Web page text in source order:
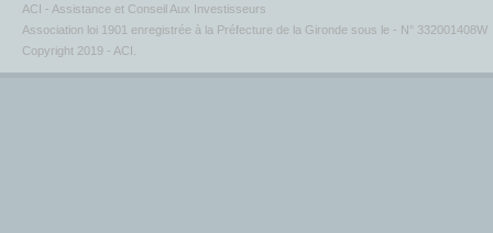
ACI - Assistance et Conseil Aux Investisseurs
Association loi 1901 enregistrée à la Préfecture de la Gironde sous le - N° 332001408W
Copyright 2019 - ACI.